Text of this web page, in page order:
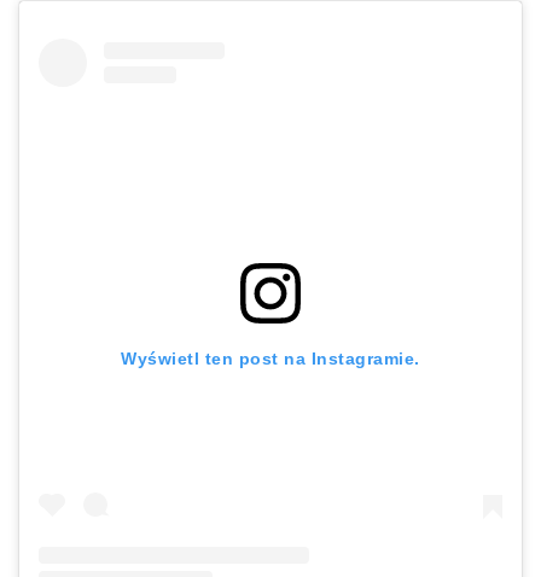
Wyświetl ten post na Instagramie.